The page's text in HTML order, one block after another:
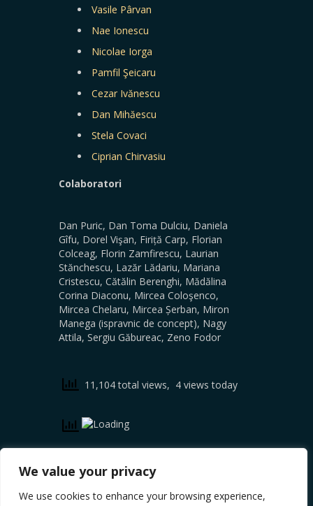
We value your privacy
We use cookies to enhance your browsing experience,
Vasile Pârvan
Nae Ionescu
Nicolae Iorga
Pamfil Şeicaru
Cezar Ivănescu
Dan Mihăescu
Stela Covaci
Ciprian Chirvasiu
Colaboratori
Dan Puric, Dan Toma Dulciu, Daniela
Gîfu, Dorel Vişan, Firiță Carp, Florian
Colceag, Florin Zamfirescu, Laurian
Stănchescu, Lazăr Lădariu, Mariana
Cristescu, Cătălin Berenghi, Mădălina
Corina Diaconu, Mircea Coloşenco,
Mircea Chelaru, Mircea Șerban, Miron
Manega (ispravnic de concept), Nagy
Attila, Sergiu Găbureac, Zeno Fodor
11,104 total views, 4 views today
Copyright © 2026, CERTITUDINEA.